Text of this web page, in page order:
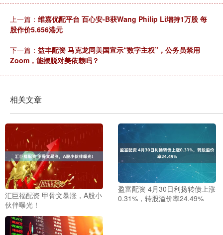
上一篇： 维嘉优配平台 百心安-B获Wang Philip Li增持1万股 每
股作价5.656港元
下一篇： 益丰配资 马克龙同美国宣示“数字主权”，公务员禁用
Zoom，能摆脱对美依赖吗？
相关文章
汇巨福配资 甲骨文暴涨，A股小
伙伴曝光！
盈富配资 4月30日利扬转债上涨
0.31%，转股溢价率24.49%